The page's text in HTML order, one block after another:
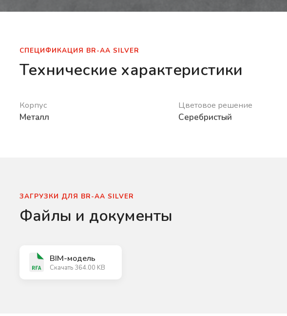
СПЕЦИФИКАЦИЯ BR-AA SILVER
Технические характеристики
Корпус
Металл
Цветовое решение
Серебристый
ЗАГРУЗКИ ДЛЯ BR-AA SILVER
Файлы и документы
BIM-модель
Скачать 364.00 KB